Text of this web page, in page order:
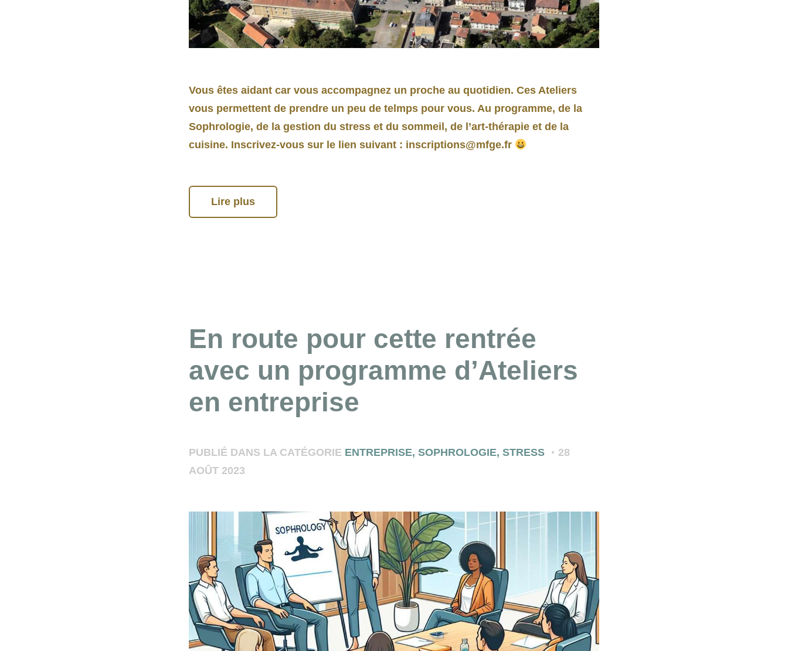
Vous êtes aidant car vous accompagnez un proche au quotidien. Ces Ateliers
vous permettent de prendre un peu de telmps pour vous. Au programme, de la
Sophrologie, de la gestion du stress et du sommeil, de l’art-thérapie et de la
cuisine. Inscrivez-vous sur le lien suivant : inscriptions@mfge.fr
Lire plus
En route pour cette rentrée
avec un programme d’Ateliers
en entreprise
PUBLIÉ DANS LA CATÉGORIE ENTREPRISE, SOPHROLOGIE, STRESS
28
AOÛT 2023